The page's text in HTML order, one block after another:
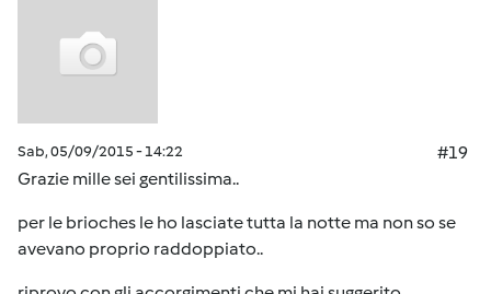
Sab, 05/09/2015 - 14:22
#19
Grazie mille sei gentilissima..
per le brioches le ho lasciate tutta la notte ma non so se
avevano proprio raddoppiato..